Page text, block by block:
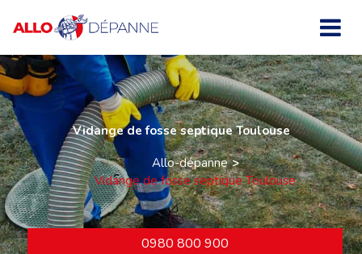
Vidange de fosse septique Toulouse
Allo-dépanne
Vidange de fosse septique Toulouse
0980 800 900